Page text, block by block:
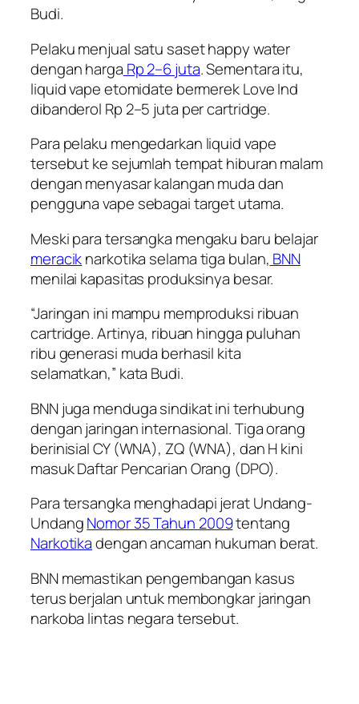
Budi.
Pelaku menjual satu saset happy water
dengan harga Rp 2–6 juta. Sementara itu,
liquid vape etomidate bermerek Love Ind
dibanderol Rp 2–5 juta per cartridge.
Para pelaku mengedarkan liquid vape
tersebut ke sejumlah tempat hiburan malam
dengan menyasar kalangan muda dan
pengguna vape sebagai target utama.
Meski para tersangka mengaku baru belajar
meraciknarkotika selama tiga bulan, BNN
menilai kapasitas produksinya besar.
“Jaringan ini mampu memproduksi ribuan
cartridge. Artinya, ribuan hingga puluhan
ribu generasi muda berhasil kita
selamatkan,” kata Budi.
BNN juga menduga sindikat ini terhubung
dengan jaringan internasional. Tiga orang
berinisial CY (WNA), ZQ (WNA), dan H kini
masuk Daftar Pencarian Orang (DPO).
Para tersangka menghadapi jerat Undang-
UndangNomor 35 Tahun 2009tentang
Narkotikadengan ancaman hukuman berat.
BNN memastikan pengembangan kasus
terus berjalan untuk membongkar jaringan
narkoba lintas negara tersebut.